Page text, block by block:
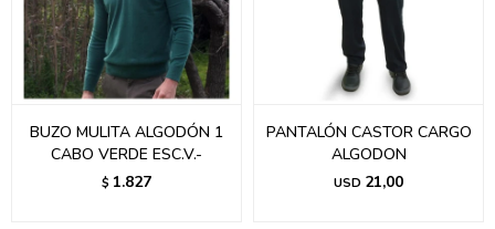
BUZO MULITA ALGODÓN 1
CABO VERDE ESC.V.-
$ 1.827
PANTALÓN CASTOR CARGO
ALGODON
USD 21,00